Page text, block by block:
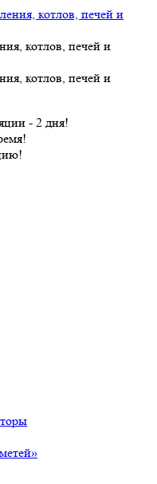
котлов, печей и
котлов, печей и
- 2 дня!